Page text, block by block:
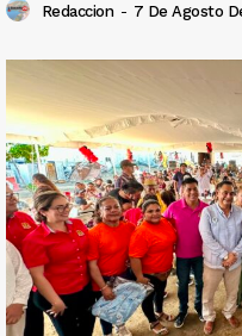
Redaccion - 7 De Agosto